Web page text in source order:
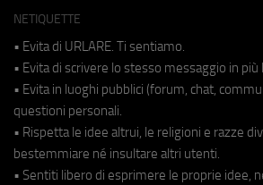
NETIQUETTE
• Evita di URLARE. Ti sentiamo.
• Evita di scrivere lo stesso messaggio in più
• Evita in luoghi pubblici (forum, chat,
questioni personali.
• Rispetta le idee altrui, le religioni e razze
bestemmiare né insultare altri utenti.
• Sentiti libero di esprimere le proprie idee,